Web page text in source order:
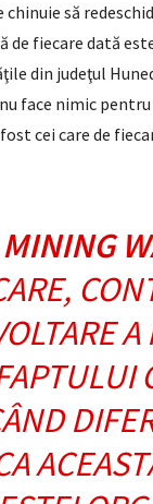
chinuie să
de fiecare dată
din judeţul
face nimic
cei care de
MINING